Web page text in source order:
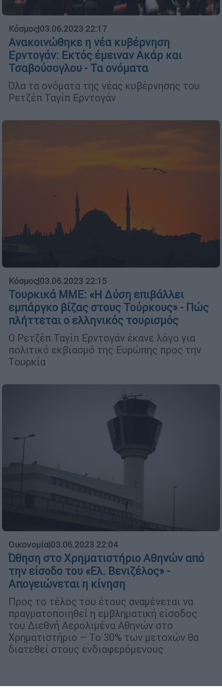
Κόσμος|03.06.2023 22:17
Ανακοινώθηκε η νέα κυβέρνηση
Ερντογάν: Εκτός έμειναν Ακάρ και
Τσαβούσογλου - Τα ονόματα
Όλα τα ονόματα της νέας κυβέρνησης του
Ρετζέπ Ταγίπ Ερντογάν
Κόσμος|03.06.2023 22:15
Τουρκικά ΜΜΕ: «Η Δύση επιβάλλει
εμπάργκο βίζας στους Τούρκους» - Πώς
πλήττεται ο ελληνικός τουρισμός
Ο Ρετζέπ Ταγίπ Ερντογάν έκανε λόγο για
πολιτικό εκβιασμό της Ευρώπης προς την
Τουρκία
Οικονομία|03.06.2023 22:04
Ώθηση στο Χρηματιστήριο Αθηνών από
την είσοδο του «Ελ. Βενιζέλος» -
Απογειώνεται η κίνηση
Προς το τέλος του έτους αναμένεται να
πραγματοποιηθεί η εμβληματική είσοδος
του Διεθνή Αερολιμένα Αθηνών στο
Χρηματιστήριο – Το 30% των μετοχών θα
διατεθεί στους ενδιαφερόμενους